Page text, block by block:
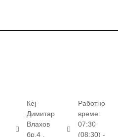
Кеј
Димитар
Влахов
бр.4 ,
Работно
време:
07:30
(08:30) -